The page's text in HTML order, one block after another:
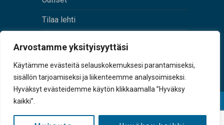
Arvostamme yksityisyyttäsi
Käytämme evästeitä selauskokemuksesi parantamiseksi,
sisällön tarjoamiseksi ja liikenteemme analysoimiseksi.
Hyväksyt evästeidemme käytön klikkaamalla ”Hyväksy
kaikki”.
Tilaa lehti
tunnus 0167229-8